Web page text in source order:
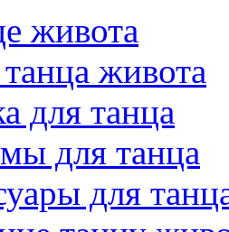
живота
живота
для танца
для танца
для